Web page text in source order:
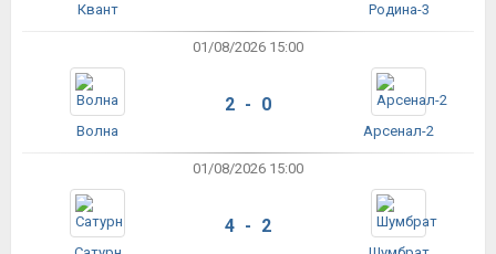
Квант Родина-3
01/08/2026 15:00
Волна
2 - 0
Арсенал-2
01/08/2026 15:00
4 - 2